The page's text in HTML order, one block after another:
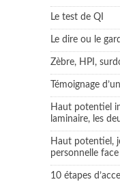
Le test de QI
Le dire ou le
Zèbre, HPI,
Témoignage
Haut potentiel
laminaire, les
Haut potentiel,
personnelle
10 étapes